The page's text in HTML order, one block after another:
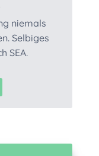
niemals
Selbiges
SEA.